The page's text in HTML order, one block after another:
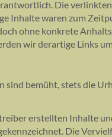
Die
Inhalte waren zum
ohne konkrete
wir derartige Links
sind bemüht, stets die
erstellten Inhalte
Die